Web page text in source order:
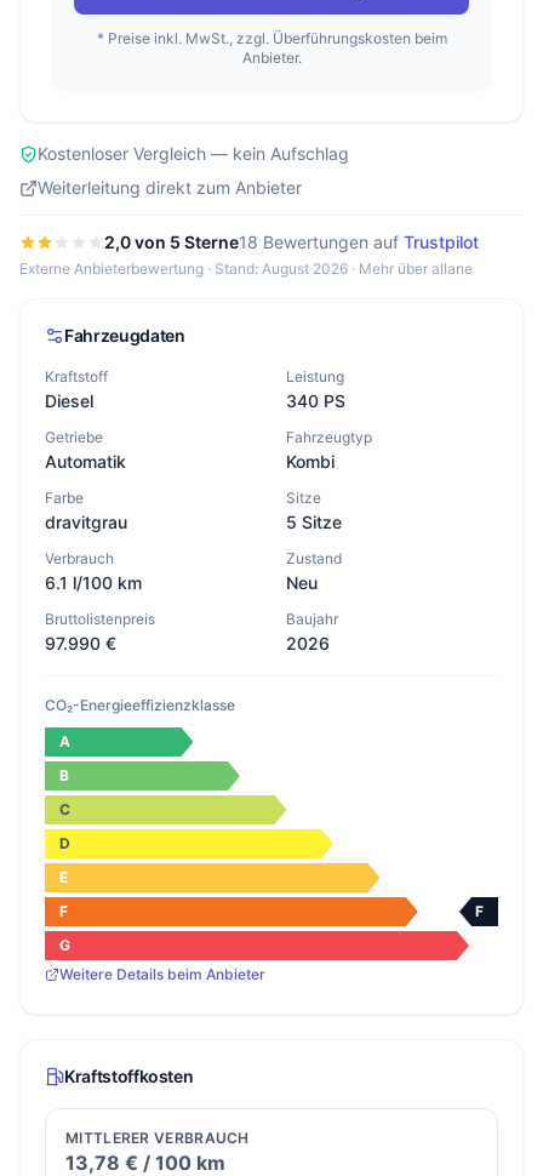
* Preise inkl. MwSt., zzgl. Überführungskosten beim
Anbieter.
Kostenloser Vergleich — kein Aufschlag
Weiterleitung direkt zum Anbieter
2,0 von 5 Sterne18 Bewertungen auf Trustpilot
Externe Anbieterbewertung · Stand: August 2026 · Mehr über allane
Fahrzeugdaten
Kraftstoff
Diesel
Leistung
340 PS
Getriebe
Automatik
Fahrzeugtyp
Kombi
Farbe
dravitgrau
Sitze
5 Sitze
Verbrauch
6.1 l/100 km
Zustand
Neu
Bruttolistenpreis
97.990 €
Baujahr
2026
CO₂-Energieeffizienzklasse
A
B
C
D
E
F
F
G
Weitere Details beim Anbieter
Kraftstoffkosten
MITTLERER VERBRAUCH
13,78 € / 100 km